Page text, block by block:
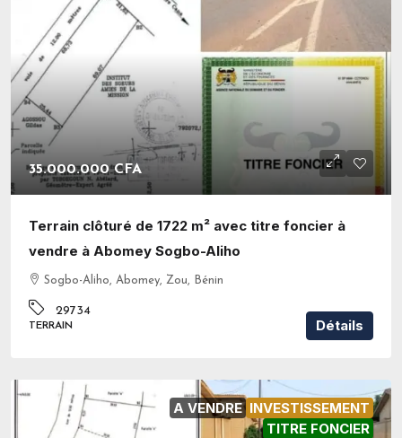
35.000.000 CFA
Terrain clôturé de 1722 m² avec titre foncier à
vendre à Abomey Sogbo-Aliho
Sogbo-Aliho, Abomey, Zou, Bénin
29734
TERRAIN Détails
A VENDRE INVESTISSEMENT
TITRE FONCIER